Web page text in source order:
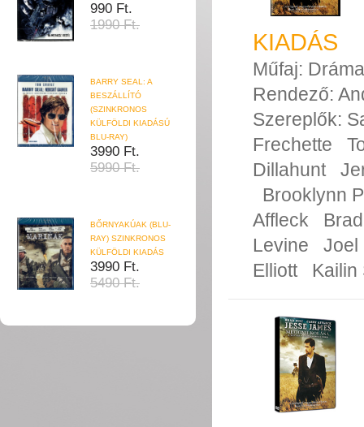
990 Ft.
1990 Ft.
BARRY SEAL: A
BESZÁLLÍTÓ
(SZINKRONOS
KÜLFÖLDI KIADÁSÚ
BLU-RAY)
3990 Ft.
5990 Ft.
BŐRNYAKÚAK (BLU-
RAY) SZINKRONOS
KÜLFÖLDI KIADÁS
3990 Ft.
5490 Ft.
KIADÁS
Műfaj: Dráma
Rendező:
Szereplők:
Frechette
Dillahunt
Brooklynn
Affleck
Levine
Joel
Elliott
Kailin